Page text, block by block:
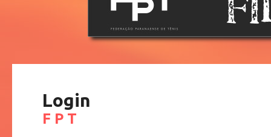
Login
F P T